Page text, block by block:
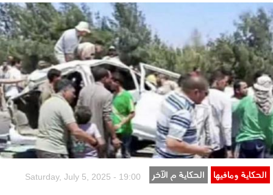
0507003.jpg
الحكاية ومافيها الحكاية م الآخر Saturday, July 5, 2025 - 19:00